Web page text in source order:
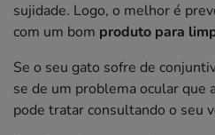
sujidade. Logo, o melhor é
com um bom produto para
Se o seu gato sofre de
se de um problema ocular que
pode tratar consultando o seu